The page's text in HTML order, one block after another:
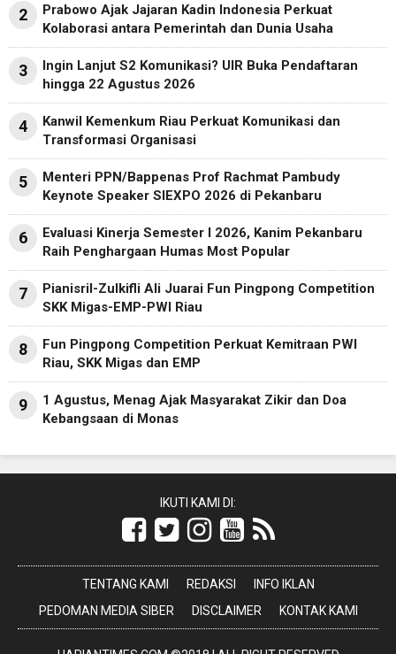
2
Prabowo Ajak Jajaran Kadin Indonesia Perkuat
Kolaborasi antara Pemerintah dan Dunia Usaha
3
Ingin Lanjut S2 Komunikasi? UIR Buka Pendaftaran
hingga 22 Agustus 2026
4
Kanwil Kemenkum Riau Perkuat Komunikasi dan
Transformasi Organisasi
5
Menteri PPN/Bappenas Prof Rachmat Pambudy
Keynote Speaker SIEXPO 2026 di Pekanbaru
6
Evaluasi Kinerja Semester I 2026, Kanim Pekanbaru
Raih Penghargaan Humas Most Popular
7
Pianisril-Zulkifli Ali Juarai Fun Pingpong Competition
SKK Migas-EMP-PWI Riau
8
Fun Pingpong Competition Perkuat Kemitraan PWI
Riau, SKK Migas dan EMP
9
1 Agustus, Menag Ajak Masyarakat Zikir dan Doa
Kebangsaan di Monas
IKUTI KAMI DI:
TENTANG KAMI REDAKSI
INFO IKLAN
PEDOMAN MEDIA SIBER
DISCLAIMER KONTAK KAMI